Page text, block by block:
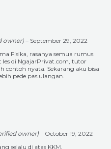
owner)– September 29, 2022
Fisika, rasanya semua rumus
les di NgajarPrivat.com, tutor
contoh nyata. Sekarang aku bisa
pede pas ulangan.
owner)– October 19, 2022
selalu di atas KKM.